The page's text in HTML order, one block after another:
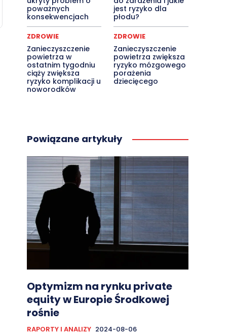
poważnych
konsekwencjach
jest ryzyko dla
płodu?
ZDROWIE
Zanieczyszczenie
powietrza w
ostatnim tygodniu
ciąży zwiększa
ryzyko komplikacji u
noworodków
ZDROWIE
Zanieczyszczenie
powietrza zwiększa
ryzyko mózgowego
porażenia
dziecięcego
Powiązane artykuły
Optymizm na rynku private
equity w Europie Środkowej
rośnie
RAPORTY I ANALIZY 2024-08-06